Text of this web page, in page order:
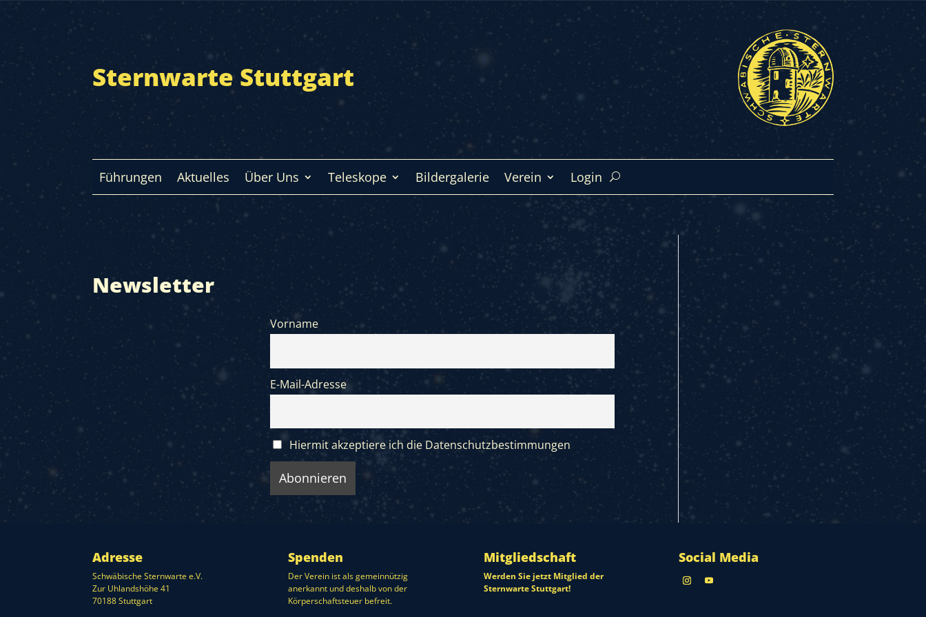
Sternwarte Stuttgart
Führungen Aktuelles Über Uns Teleskope Bildergalerie Verein Login
Newsletter
Vorname
E-Mail-Adresse
Hiermit akzeptiere ich die Datenschutzbestimmungen
Adresse
Schwäbische Sternwarte e.V.
Zur Uhlandshöhe 41
70188 Stuttgart
Spenden
Der Verein ist als gemeinnützig
anerkannt und deshalb von der
Körperschaftsteuer befreit.
Mitgliedschaft
Werden Sie jetzt Mitglied der
Sternwarte Stuttgart!
Social Media